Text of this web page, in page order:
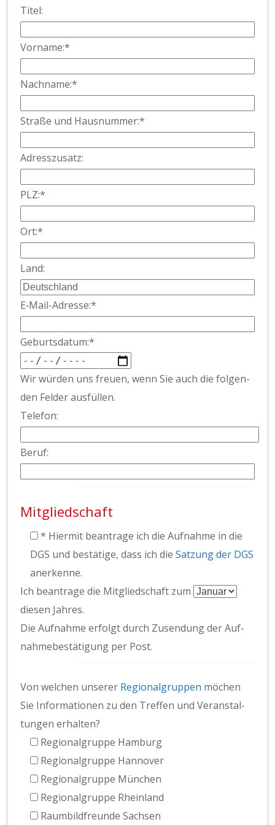
Titel:
Vor­name:*
Nach­name:*
Straße und Haus­num­mer:*
Adresszusatz:
PLZ:*
Ort:*
Land:
E‑Mail-Adresse:*
Geburts­da­tum:*
Wir wür­den uns freuen, wenn Sie auch die fol­gen­
den Felder aus­füllen.
Tele­fon:
Beruf:
Mitgliedschaft
* Hier­mit beantrage ich die Auf­nahme in die
DGS und bestätige, dass ich dieSatzung der DGS
anerkenne.
Ich beantrage die Mit­glied­schaft zum
diesen Jahres.
Die Auf­nahme erfol­gt durch Zusendung der Auf­
nah­mebestä­ti­gung per Post.
Von welchen unser­er Region­al­grup­pen möchen
Sie Infor­ma­tio­nen zu den Tre­f­fen und Ver­anstal­
tun­gen erhal­ten?
Region­al­gruppe Ham­burg
Region­al­gruppe Han­nover
Region­al­gruppe München
Region­al­gruppe Rhein­land
Raum­bild­fre­unde Sach­sen